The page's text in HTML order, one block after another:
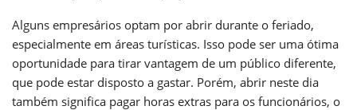
Alguns empresários optam por abrir durante o feriado,
especialmente em áreas turísticas. Isso pode ser uma ótima
oportunidade para tirar vantagem de um público diferente,
que pode estar disposto a gastar. Porém, abrir neste dia
também significa pagar horas extras para os funcionários, o